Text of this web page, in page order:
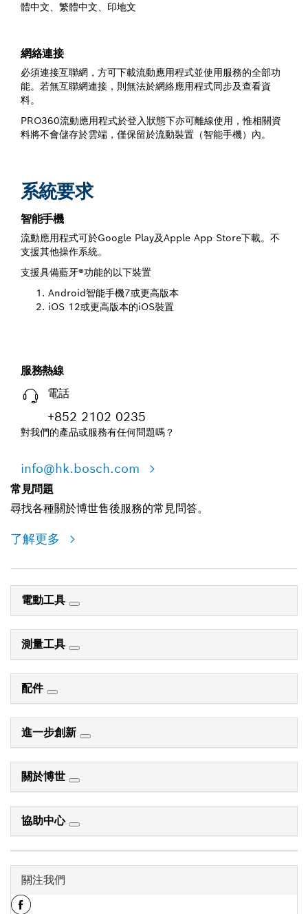
體中文、繁體中文、印地文
網絡連接
必須連接互聯網，方可下載流動應用程式並使用服務的全部功
能。若無互聯網連接，則無法於網絡應用程式同步及查看資
料。
PRO360流動應用程式於登入狀態下亦可離線使用，惟相關資
料將不會儲存於雲端，僅保留於流動裝置（智能手機）內。
系統要求
智能手機
流動應用程式可於Google Play及Apple App Store下載。不
支援其他操作系統。
支援具備藍牙®功能的以下裝置
Android智能手機7或更高版本
iOS 12或更高版本的iOS裝置
服務熱線
電話
+852 2102 0235
對我們的產品或服務有任何問題嗎？
info@hk.bosch.com
常見問題
尋找各種關於博世售後服務的常見問答。
了解更多
電動工具
測量工具
配件
進一步創新
關於博世
協助中心
關注我們